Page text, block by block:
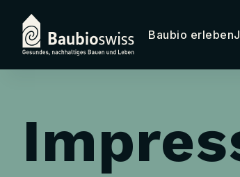
Baubio erleben